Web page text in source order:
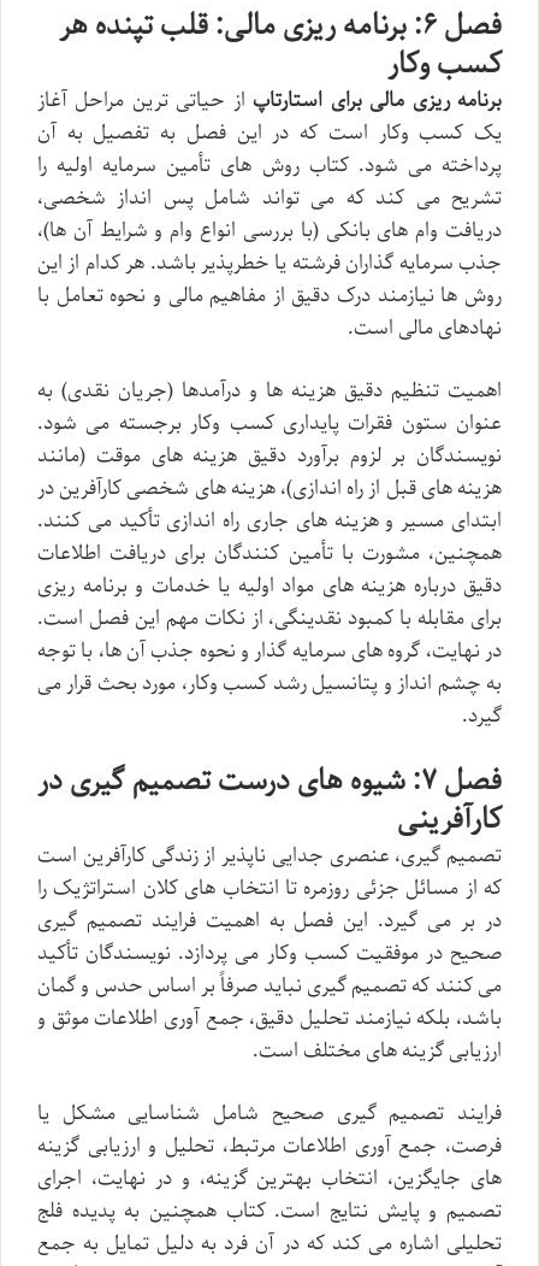
فصل ۶: برنامه ریزی مالی: قلب تپنده هر
کسب وکار
برنامه ریزی مالی برای استارتاپاز حیاتی ترین مراحل آغاز
یک کسب وکار است که در این فصل به تفصیل به آن
پرداخته می شود. کتاب روش های تأمین سرمایه اولیه را
تشریح می کند که می تواند شامل پس انداز شخصی،
دریافت وام های بانکی (با بررسی انواع وام و شرایط آن ها)،
جذب سرمایه گذاران فرشته یا خطرپذیر باشد. هر کدام از این
روش ها نیازمند درک دقیق از مفاهیم مالی و نحوه تعامل با
نهادهای مالی است.
اهمیت تنظیم دقیق هزینه ها و درآمدها (جریان نقدی) به
عنوان ستون فقرات پایداری کسب وکار برجسته می شود.
نویسندگان بر لزوم برآورد دقیق هزینه های موقت (مانند
هزینه های قبل از راه اندازی)، هزینه های شخصی کارآفرین در
ابتدای مسیر و هزینه های جاری راه اندازی تأکید می کنند.
همچنین، مشورت با تأمین کنندگان برای دریافت اطلاعات
دقیق درباره هزینه های مواد اولیه یا خدمات و برنامه ریزی
برای مقابله با کمبود نقدینگی، از نکات مهم این فصل است.
در نهایت، گروه های سرمایه گذار و نحوه جذب آن ها، با توجه
به چشم انداز و پتانسیل رشد کسب وکار، مورد بحث قرار می
گیرد.
فصل ۷: شیوه های درست تصمیم گیری در
کارآفرینی
تصمیم گیری، عنصری جدایی ناپذیر از زندگی کارآفرین است
که از مسائل جزئی روزمره تا انتخاب های کلان استراتژیک را
در بر می گیرد. این فصل به اهمیت فرایند تصمیم گیری
صحیح در موفقیت کسب وکار می پردازد. نویسندگان تأکید
می کنند که تصمیم گیری نباید صرفاً بر اساس حدس و گمان
باشد، بلکه نیازمند تحلیل دقیق، جمع آوری اطلاعات موثق و
ارزیابی گزینه های مختلف است.
فرایند تصمیم گیری صحیح شامل شناسایی مشکل یا
فرصت، جمع آوری اطلاعات مرتبط، تحلیل و ارزیابی گزینه
های جایگزین، انتخاب بهترین گزینه، و در نهایت، اجرای
تصمیم و پایش نتایج است. کتاب همچنین به پدیده فلج
تحلیلی اشاره می کند که در آن فرد به دلیل تمایل به جمع